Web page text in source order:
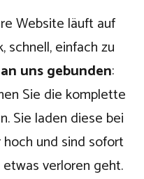
Website läuft auf
schnell, einfach zu
uns gebunden:
Sie die komplette
Sie laden diese bei
und sind sofort
verloren geht.